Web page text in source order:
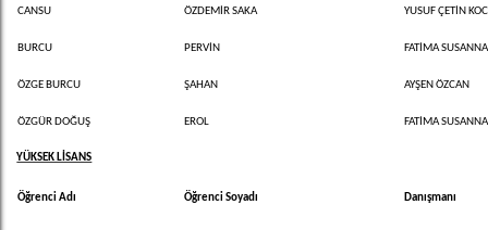
CANSU ÖZDEMİR SAKA YUSUF ÇETİN
BURCU PERVİN FATİMA
ÖZGE BURCU ŞAHAN AYŞEN ÖZCAN
ÖZGÜR DOĞUŞ EROL FATİMA
YÜKSEK LİSANS
Öğrenci Adı Öğrenci Soyadı Danışmanı